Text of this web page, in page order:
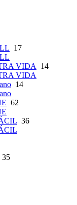
17
VIDA
14
VIDA
14
62
36
35